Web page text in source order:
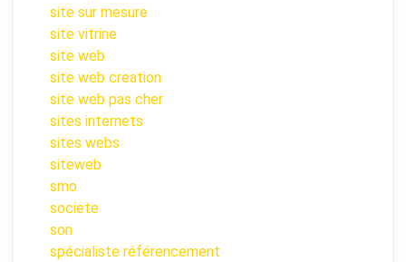
site sur mesure
site vitrine
site web
site web creation
site web pas cher
sites internets
sites webs
siteweb
smo
societe
son
spécialiste référencement